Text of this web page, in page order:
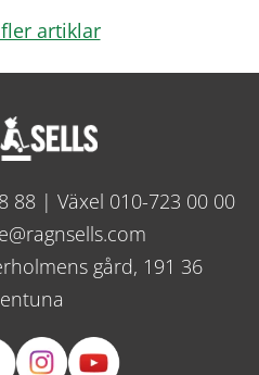
artiklar
88 | Växel 010-723 00 00
gård, 191 36